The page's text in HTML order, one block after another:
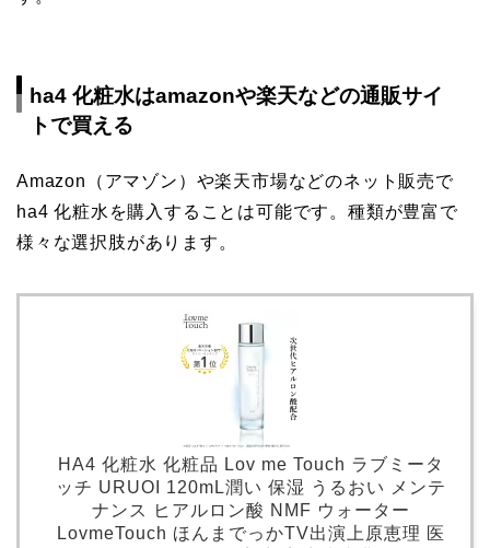
ha4 化粧水はamazonや楽天などの通販サイ
トで買える
Amazon（アマゾン）や楽天市場などのネット販売で
ha4 化粧水を購入することは可能です。種類が豊富で
様々な選択肢があります。
HA4 化粧水 化粧品 Lov me Touch ラブミータ
ッチ URUOI 120mL潤い 保湿 うるおい メンテ
ナンス ヒアルロン酸 NMF ウォーター
LovmeTouch ほんまでっかTV出演上原恵理 医